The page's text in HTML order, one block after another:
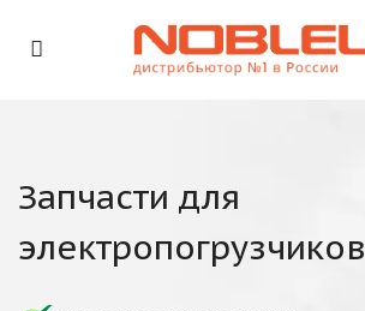
Запчасти для
электропогрузчиков